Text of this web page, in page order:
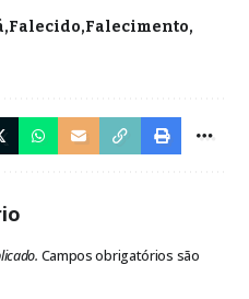
Falecido Falecimento
Campos obrigatórios são